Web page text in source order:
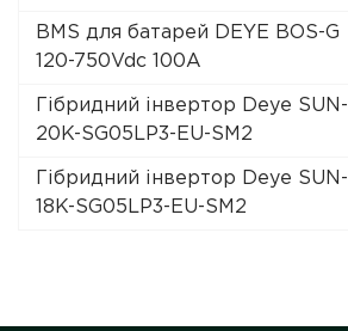
BMS для батарей DEYE BOS-G
120-750Vdc 100A
Гібридний інвертор Deye SUN-
20K-SG05LP3-EU-SM2
Гібридний інвертор Deye SUN-
18K-SG05LP3-EU-SM2